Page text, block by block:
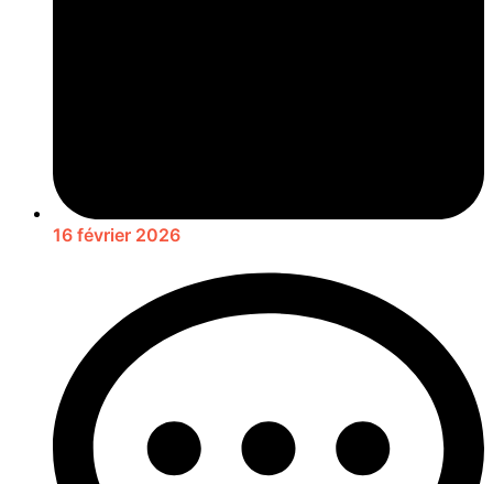
16 février 2026